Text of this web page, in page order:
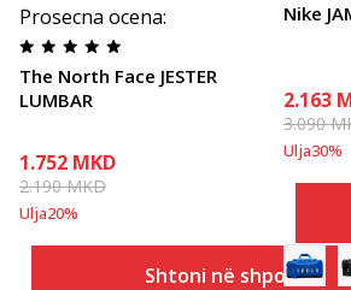
Prosecna ocena:
The North Face JESTER
LUMBAR
1.752 MKD
2.190MKD
Ulja20%
Shtoni në shportë
Nike
2.163
3.090
Ulja30%